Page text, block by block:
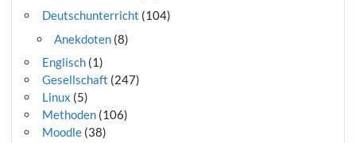
Deutschunterricht (104)
Anekdoten(8)
Englisch(1)
Gesellschaft (247)
Linux (5)
Methoden(106)
Moodle(38)